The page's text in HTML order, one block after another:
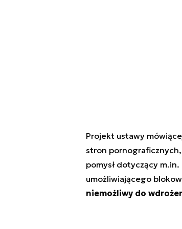
Projekt ustawy
stron
pomysł dotyczący
umożliwiającego
niemożliwy do